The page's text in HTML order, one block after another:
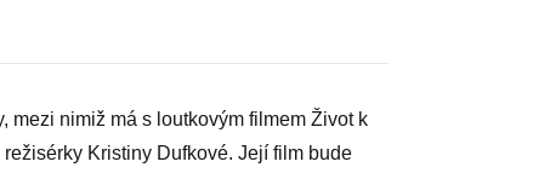
mezi nimiž má s loutkovým filmem Život k
Kristiny Dufkové. Její film bude